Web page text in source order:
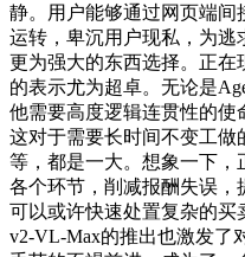
静。用户能够通过网页端
运转，卑沉用户现私，为
更为强大的东西选择。正在
的表示尤为超卓。无论是
他需要高度逻辑连贯性的使
这对于需要长时间不变工做
等，都是一大。想象一下，
各个环节，削减报酬失误，
可以或许快速处置复杂的买
v2-VL-Max的推出也激发了